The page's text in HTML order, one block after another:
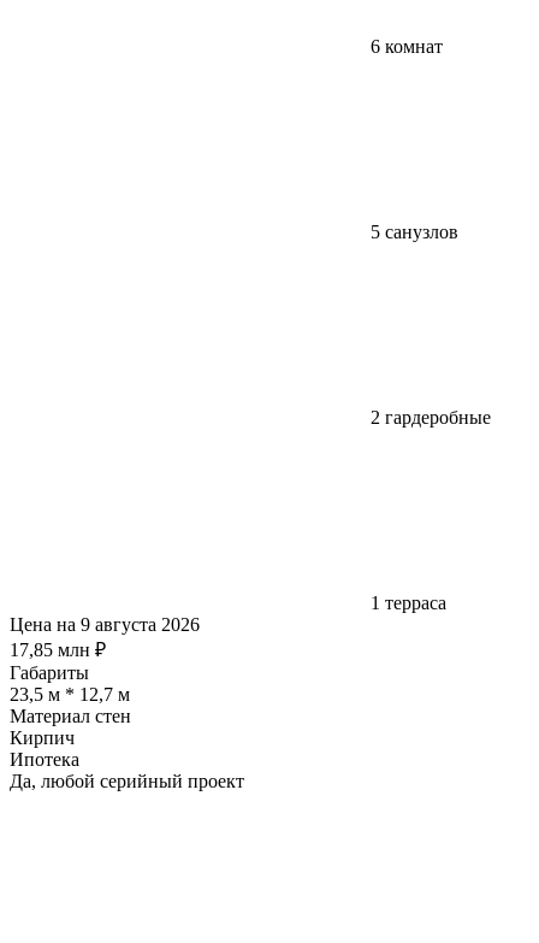
6 комнат
5 санузлов
2 гардеробные
1 терраса
Цена на 9 августа 2026
17,85 млн ₽
Габариты
23,5 м * 12,7 м
Материал стен
Кирпич
Ипотека
Да, любой серийный проект